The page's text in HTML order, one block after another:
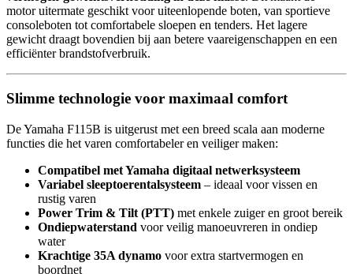
motor uitermate geschikt voor uiteenlopende boten, van sportieve
consoleboten tot comfortabele sloepen en tenders. Het lagere
gewicht draagt bovendien bij aan betere vaareigenschappen en een
efficiënter brandstofverbruik.
Slimme technologie voor maximaal comfort
De Yamaha F115B is uitgerust met een breed scala aan moderne
functies die het varen comfortabeler en veiliger maken:
Compatibel met Yamaha digitaal netwerksysteem
Variabel sleeptoerentalsysteem – ideaal voor vissen en
rustig varen
Power Trim & Tilt (PTT) met enkele zuiger en groot bereik
Ondiepwaterstand voor veilig manoeuvreren in ondiep
water
Krachtige 35A dynamo voor extra startvermogen en
boordnet